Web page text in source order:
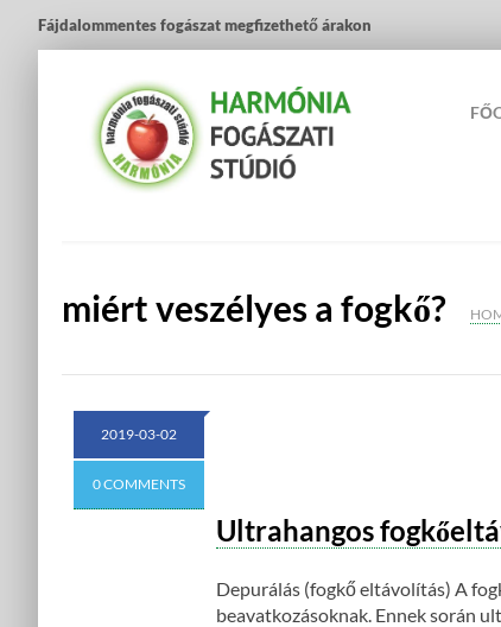
Fájdalommentes fogászat megfizethető árakon
miért veszélyes a fogkő?
2019-03-02
0 COMMENTS
Ultrahangos
Depurálás (fogkő eltávolítás) A
beavatkozásoknak. Ennek során